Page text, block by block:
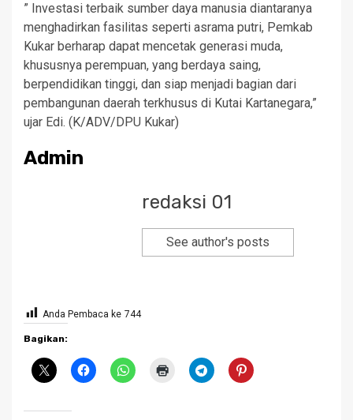
” Investasi terbaik sumber daya manusia diantaranya
menghadirkan fasilitas seperti asrama putri, Pemkab
Kukar berharap dapat mencetak generasi muda,
khususnya perempuan, yang berdaya saing,
berpendidikan tinggi, dan siap menjadi bagian dari
pembangunan daerah terkhusus di Kutai Kartanegara,”
ujar Edi. (K/ADV/DPU Kukar)
Admin
redaksi 01
See author's posts
Anda Pembaca ke 744
Bagikan: